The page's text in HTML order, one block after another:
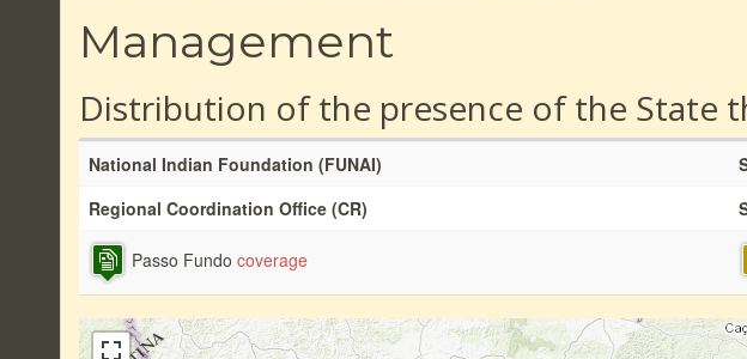
Management
Distribution of the presence of the State
National Indian Foundation (FUNAI)
Regional Coordination Office (CR)
Passo Fundo coverage